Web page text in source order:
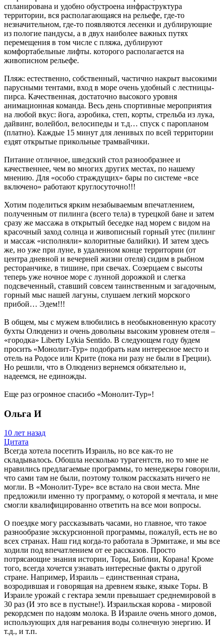
спланирована и удобно обустроена инфраструктура
территории, вся располагающаяся на рельефе, где-то
незначительном, где-то появляются лесенки и дублирующие
из пологие пандусы, а в двух наиболее важных путях
перемещения в том числе с пляжа, дублируют
комфортабельные лифты. которого располагается на
живописном рельефе.
Пляж: естественно, собственный, частично накрыт высокими
парусными тентами, вход в море очень удобный с лестницы-
пирса. Качественная, достаточно высокого уровня
анимационная команда. Весь день спортивные мероприятия
на любой вкус: йога, аэробика, степ, корты, стрельба из лука,
дайвинг, волейбол, велосипеды и т.д… спуск с паропланом
(платно). Каждые 15 минут для ленивых по всей территории
ездят открытые прикольные трамвайчики.
Питание отличное, шведский стол разнообразнее и
качественнее, чем во многих других местах, по нашему
мнению. Для «особо страждущих» бары по системе «все
включено» работают круглосуточно!!!
Хотим поделиться ярким незабываемым впечатлением,
полученным от пилинга (всего тела) в турецкой бане и затем
сразу же массажа в открытый беседке над морем с видом на
красочный заход солнца и живописный горный утес (пилинг
и массаж «исполняли» колоритные балийки). И затем здесь
же, но уже при луне, в удаленном конце территории (от
центра дневной и вечерней жизни отеля) сидим в рыбном
ресторанчике, в тишине, при свечах. Созерцаем с высоты
теперь уже ночное море с лунной дорожкой и слегка
подсвеченный, ставший совсем таинственным и загадочным,
горный мыс нашей лагуны, слушаем легкий морского
прибой… Эдем!!!
В общем, мы с мужем влюбились в необыкновенную красоту
бухты Олюдениз и очень довольны высоким уровнем отеля –
«городка» Liberty Lykia Sentido. В следующем году будем
просить «Монолит-Тур» подобрать нам интересное место и
отель на Родосе или Крите (пока ни разу не были в Греции).
Но решили, что в Олюдениз вернемся обязательно и,
надеемся, не единожды.
Еще раз огромное спасибо «Монолит-Тур»!
Ольга И
10 лет назад
Цитата
Всегда хотела посетить Израиль, но все как-то не
складывалось. Обошла несколько турагентств, но то мне не
нравились предлагаемые программы, то менеджеры говорили,
что сами там не были, поэтому толком рассказать ничего не
могли. В «Монолит-Туре» все встало на свои места. Мне
предложили именно ту программу, о которой я мечтала, и мне
смогли квалифицированно ответить на все мои вопросы.
О поездке могу рассказывать часами, но главное, что такое
разнообразие экскурсионной программы, пожалуй, есть не во
всех странах. Наш гид когда-то работала в Эрмитаже, и мы все
ходили под впечатлением от ее рассказов. Просто
потрясающие знания истории, Торы, Библии, Корана! Кроме
того, всегда хочется узнавать интересные факты о другой
стране. Например, Израиль – единственная страна,
возродившая и говорящая на древнем языке, языке Торы. В
Израиле урожай с гектара земли превышает среднемировой в
30 раз (И это все в пустыне!). Израильская корова - мировой
рекордсмен по надоям молока. В Израиле очень много домов,
использующих для нагревания воды солнечную энергию. И
т.д., и т.п.